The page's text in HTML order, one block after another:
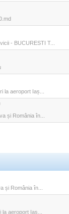
- BUCURESTI T...
la aeroport Iaș...
și România în...
și România în...
aeroport Iaș...